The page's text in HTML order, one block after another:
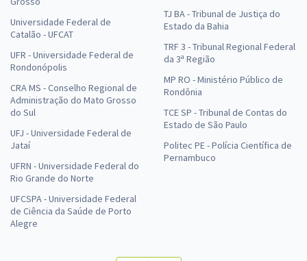
Universidade Federal de
Catalão - UFCAT
UFR - Universidade Federal de
Rondonópolis
CRA MS - Conselho Regional de
Administração do Mato Grosso
do Sul
UFJ - Universidade Federal de
Jataí
UFRN - Universidade Federal do
Rio Grande do Norte
UFCSPA - Universidade Federal
de Ciência da Saúde de Porto
Alegre
TJ BA - Tribunal de Justiça do
Estado da Bahia
TRF 3 - Tribunal Regional Federal
da 3ª Região
MP RO - Ministério Público de
Rondônia
TCE SP - Tribunal de Contas do
Estado de São Paulo
Politec PE - Polícia Científica de
Pernambuco